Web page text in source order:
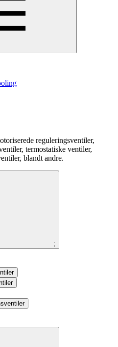
reguleringsventiler,
termostatiske ventiler,
blandt andre.
;